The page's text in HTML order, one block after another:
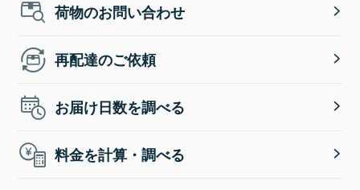
荷物のお問い合わせ
再配達のご依頼
お届け日数を調べる
料金を計算・調べる